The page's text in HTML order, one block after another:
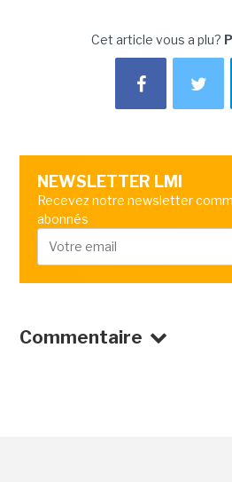
Cet article vous a plu?
NEWSLETTER LMI
Recevez notre newsletter
abonnés
Commentaire